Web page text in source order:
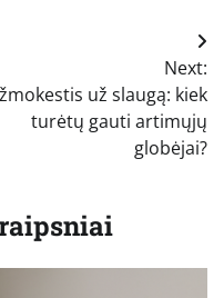
Next:
už slaugą: kiek
turėtų gauti artimųjų
globėjai?